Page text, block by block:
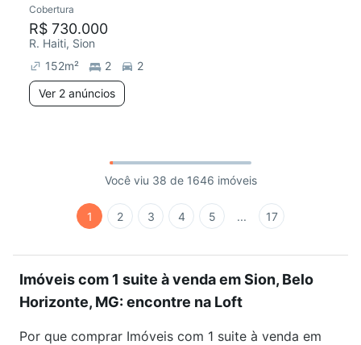
Cobertura
R$ 730.000
R. Haiti, Sion
152m² 2
2
Ver 2 anúncios
Você viu 38 de 1646 imóveis
1 2 3 4 5 ... 17
Imóveis com 1 suite à venda em Sion, Belo
Horizonte, MG: encontre na Loft
Por que comprar Imóveis com 1 suite à venda em